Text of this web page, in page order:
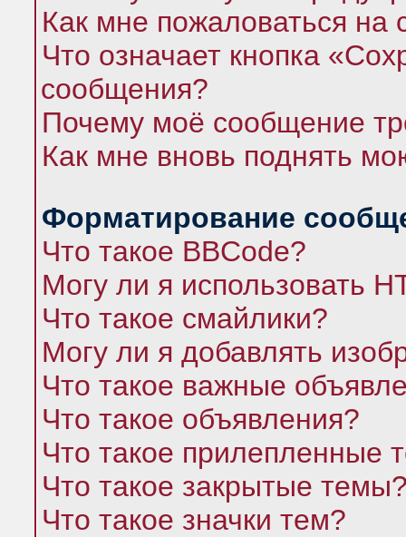
Как мне пожаловаться
Что означает кнопка
сообщения?
Почему моё сообщение
Как мне вновь поднять
Форматирование
Что такое BBCode?
Могу ли я использовать
Что такое смайлики?
Могу ли я добавлять
Что такое важные
Что такое объявления?
Что такое прилепленные
Что такое закрытые
Что такое значки тем?